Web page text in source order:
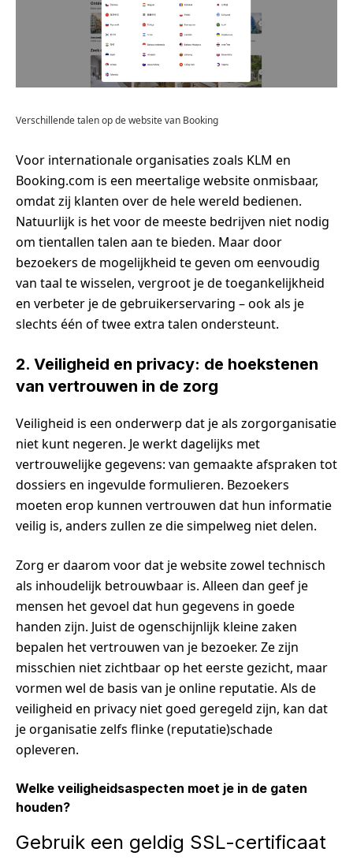
Verschillende talen op de website van Booking
Voor internationale organisaties zoals KLM en
Booking.com is een meertalige website onmisbaar,
omdat zij klanten over de hele wereld bedienen.
Natuurlijk is het voor de meeste bedrijven niet nodig
om tientallen talen aan te bieden. Maar door
bezoekers de mogelijkheid te geven om eenvoudig
van taal te wisselen, vergroot je de toegankelijkheid
en verbeter je de gebruikerservaring – ook als je
slechts één of twee extra talen ondersteunt.
2. Veiligheid en privacy: de hoekstenen
van vertrouwen in de zorg
Veiligheid is een onderwerp dat je als zorgorganisatie
niet kunt negeren. Je werkt dagelijks met
vertrouwelijke gegevens: van gemaakte afspraken tot
dossiers en ingevulde formulieren. Bezoekers
moeten erop kunnen vertrouwen dat hun informatie
veilig is, anders zullen ze die simpelweg niet delen.
Zorg er daarom voor dat je website zowel technisch
als inhoudelijk betrouwbaar is. Alleen dan geef je
mensen het gevoel dat hun gegevens in goede
handen zijn. Juist de ogenschijnlijk kleine zaken
bepalen het vertrouwen van je bezoeker. Ze zijn
misschien niet zichtbaar op het eerste gezicht, maar
vormen wel de basis van je online reputatie. Als de
veiligheid en privacy niet goed geregeld zijn, kan dat
je organisatie zelfs flinke (reputatie)schade
opleveren.
Welke veiligheidsaspecten moet je in de gaten
houden?
Gebruik een geldig SSL-certificaat